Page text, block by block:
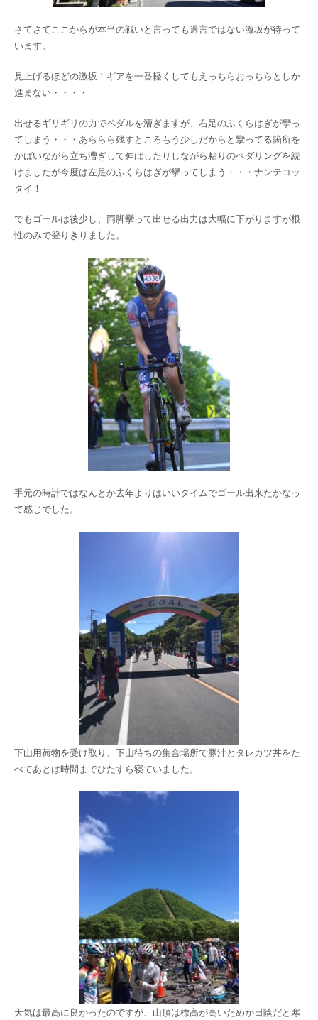
さてさてここからが本当の戦いと言っても過言ではない激坂が待って
います。
見上げるほどの激坂！ギアを一番軽くしてもえっちらおっちらとしか
進まない・・・・
出せるギリギリの力でペダルを漕ぎますが、右足のふくらはぎが攣っ
てしまう・・・あららら残すところもう少しだからと攣ってる箇所を
かばいながら立ち漕ぎして伸ばしたりしながら粘りのペダリングを続
けましたが今度は左足のふくらはぎが攣ってしまう・・・ナンテコッ
タイ！
でもゴールは後少し、両脚攣って出せる出力は大幅に下がりますが根
性のみで登りきりました。
手元の時計ではなんとか去年よりはいいタイムでゴール出来たかなっ
て感じでした。
下山用荷物を受け取り、下山待ちの集合場所で豚汁とタレカツ丼をた
べてあとは時間までひたすら寝ていました。
天気は最高に良かったのですが、山頂は標高が高いためか日陰だと寒